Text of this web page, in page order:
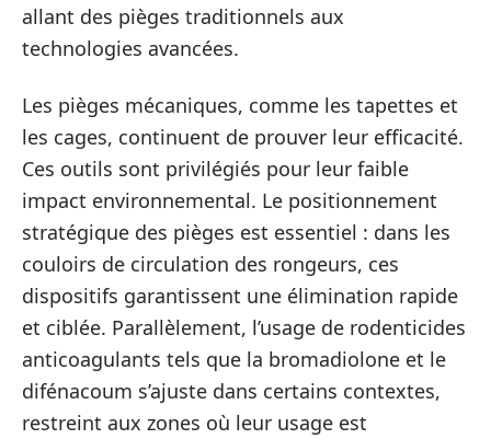
allant des pièges traditionnels aux
technologies avancées.
Les pièges mécaniques, comme les tapettes et
les cages, continuent de prouver leur efficacité.
Ces outils sont privilégiés pour leur faible
impact environnemental. Le positionnement
stratégique des pièges est essentiel : dans les
couloirs de circulation des rongeurs, ces
dispositifs garantissent une élimination rapide
et ciblée. Parallèlement, l’usage de rodenticides
anticoagulants tels que la bromadiolone et le
difénacoum s’ajuste dans certains contextes,
restreint aux zones où leur usage est